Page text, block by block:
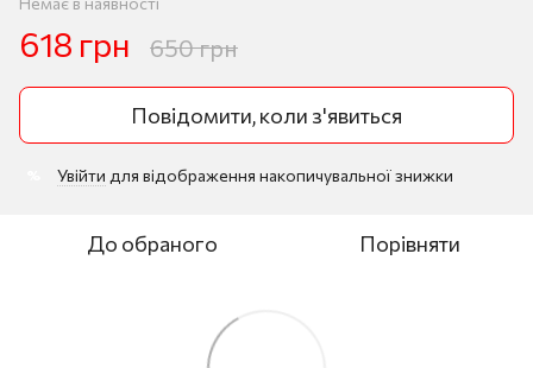
618 грн 650 грн
Повідомити, коли з'явиться
Увійти для відображення накопичувальної знижки
До обраного Порівняти